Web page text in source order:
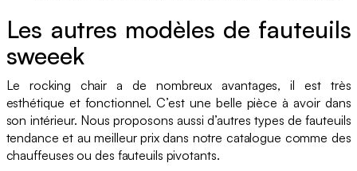
Les autres modèles de fauteuils
sweeek
Le rocking chair a de nombreux avantages, il est très
esthétique et fonctionnel. C’est une belle pièce à avoir dans
son intérieur. Nous proposons aussi d’autres types de fauteuils
tendance et au meilleur prix dans notre catalogue comme des
chauffeuses ou des fauteuils pivotants.